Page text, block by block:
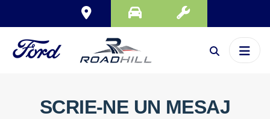
SCRIE-NE UN MESAJ